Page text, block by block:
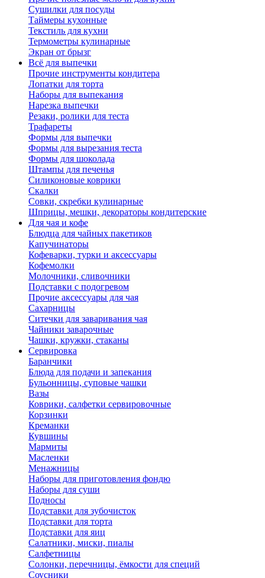
Сушилки для посуды
Таймеры кухонные
Текстиль для кухни
Термометры кулинарные
Экран от брызг
Всё для выпечки
Прочие инструменты кондитера
Лопатки для торта
Наборы для выпекания
Нарезка выпечки
Резаки, ролики для теста
Трафареты
Формы для выпечки
Формы для вырезания теста
Формы для шоколада
Штампы для печенья
Силиконовые коврики
Скалки
Совки, скребки кулинарные
Шприцы, мешки, декораторы кондитерские
Для чая и кофе
Блюдца для чайных пакетиков
Капучинаторы
Кофеварки, турки и аксессуары
Кофемолки
Молочники, сливочники
Подставки с подогревом
Прочие аксессуары для чая
Сахарницы
Ситечки для заваривания чая
Чайники заварочные
Чашки, кружки, стаканы
Сервировка
Баранчики
Блюда для подачи и запекания
Бульонницы, суповые чашки
Вазы
Коврики, салфетки сервировочные
Корзинки
Креманки
Кувшины
Мармиты
Масленки
Менажницы
Наборы для приготовления фондю
Наборы для суши
Подносы
Подставки для зубочисток
Подставки для торта
Подставки для яиц
Салатники, миски, пиалы
Салфетницы
Солонки, перечницы, ёмкости для специй
Соусники